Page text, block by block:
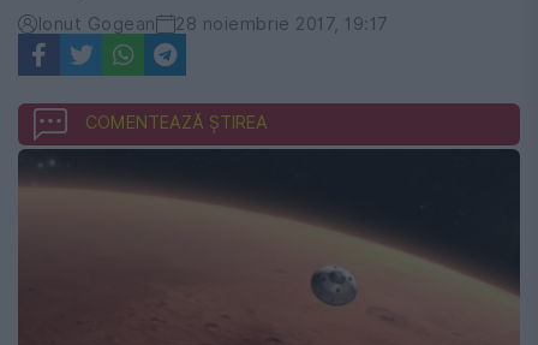
Ionut Gogean 28 noiembrie 2017, 19:17
COMENTEAZĂ ȘTIREA